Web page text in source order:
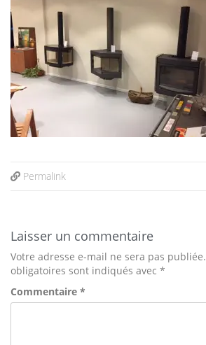
Permalink
Laisser un commentaire
Votre adresse e-mail ne sera pas publiée.
obligatoires sont indiqués avec *
Commentaire *